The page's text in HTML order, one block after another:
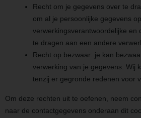
Recht om je gegevens over te
om al je persoonlijke gegevens
verwerkingsverantwoordelijke en
te dragen aan een andere
Recht op bezwaar: je kan
verwerking van je gegevens. Wij
tenzij er gegronde redenen voor
Om deze rechten uit te oefenen, neem
naar de contactgegevens onderaan dit